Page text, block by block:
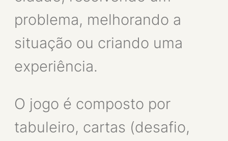
problema, melhorando a
situação ou criando uma
experiência.
O jogo é composto por
tabuleiro, cartas (desafio,